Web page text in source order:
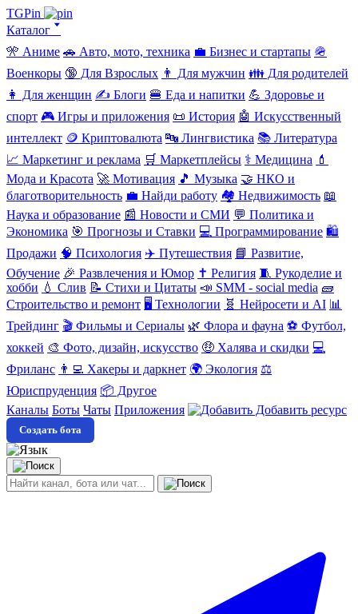
TGPin
Каталог 🢓
🎌 Аниме 🚗 Авто, мото, техника 💼 Бизнес и стартапы 🪖
Военкоры 🔞 Для Взрослых 👨 Для мужчин 👪 Для родителей
👩 Для женщин ✍️ Блоги 🍔 Еда и напитки 💪 Здоровье и
спорт 🎮 Игры и приложения 📜 История 🤖 Искусственный
интеллект 🪙 Криптовалюта 🔤 Лингвистика 📚 Литература
📈 Маркетинг и реклама 🛒 Маркетплейсы ⚕️ Медицина 💄
Мода и Красота 🚀 Мотивация 🎵 Музыка 🤝 НКО и
благотворительность 💼 Найди работу 🏘️ Недвижимость 📖
Наука и образование 📰 Новости и СМИ 💬 Политика и
Экономика 🎯 Прогнозы и Ставки 💻 Программирование 🛍️
Продажи 🧠 Психология ✈️ Путешествия 📘 Развитие,
Обучение 🎉 Развлечения и Юмор ✝️ Религия 🧵 Рукоделие и
хобби 💧 Слив 📝 Стихи и Цитаты 📣 SMM - social media 🧱
Строительство и ремонт 🖥️ Технологии 🧬 Нейросети и AI 📊
Трейдинг 🎬 Фильмы и Сериалы 🌿 Флора и фауна ⚽ Футбол,
хоккей 🎨 Фото, дизайн, искусство 🤑 Халява и скидки 💻
Фриланс 👨‍💻 Хакеры и даркнет 🌍 Экология ⚖️
Юриспруденция 📦 Другое
Каналы Боты Чаты Приложения Добавить ресурс
Создать бота